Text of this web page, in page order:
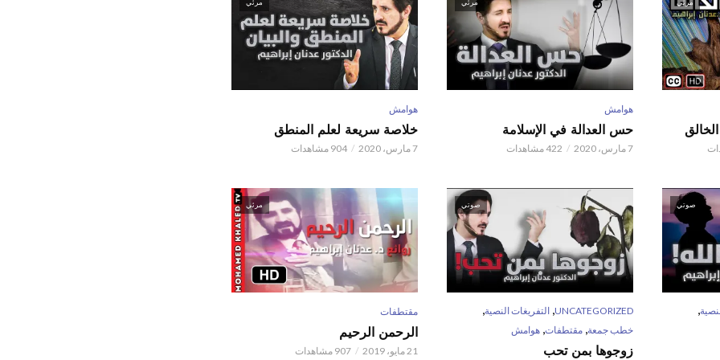
هوامش
حس العدالة في الإسلامة
7 مارس، 2020 422 مشاهدات
هوامش
خلاصة سريعة لعلم المنطق
7 مارس، 2020 904 مشاهدات
صوتي
,
صوتي
UNCATEGORIZED
, التفريغات النصية,
خطب جمعة مقتطفات, هوامش
زوجوها بمن تحب
مرئي
مقتطفات
الرحمن الرحيم
21 مايو، 2019 907 مشاهدات